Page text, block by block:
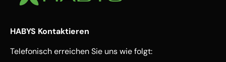
HABYS Kontaktieren
Telefonisch erreichen Sie uns wie folgt: